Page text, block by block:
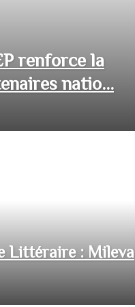
renforce la
natio...
Littéraire : Mileva